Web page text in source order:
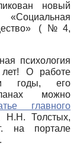
новый
(№4,
психология
О работе
годы, его
можно
главного
Н.Н. Толстых,
. на портале